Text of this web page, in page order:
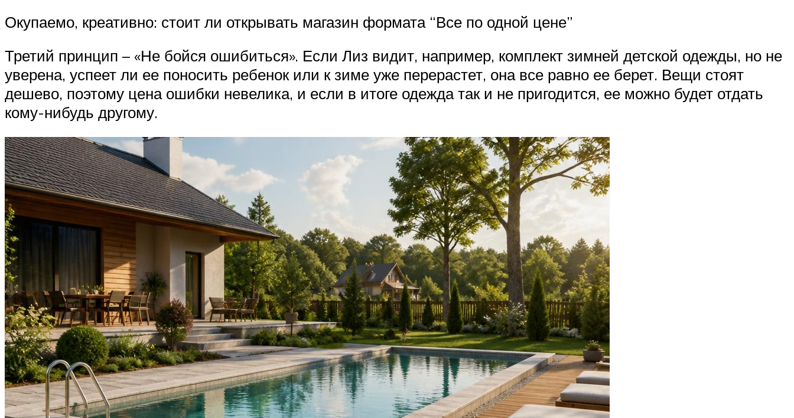
Окупаемо, креативно: стоит ли открывать магазин формата “Все по одной цене”
Третий принцип – «Не бойся ошибиться». Если Лиз видит, например, комплект зимней детской одежды, но не
уверена, успеет ли ее поносить ребенок или к зиме уже перерастет, она все равно ее берет. Вещи стоят
дешево, поэтому цена ошибки невелика, и если в итоге одежда так и не пригодится, ее можно будет отдать
кому-нибудь другому.